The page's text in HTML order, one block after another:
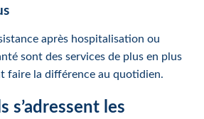
après hospitalisation ou
sont des services de plus en plus
faire la différence au quotidien.
s’adressent les